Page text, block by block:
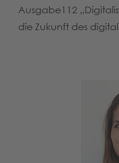
Ausgabe112
die Zukunft des